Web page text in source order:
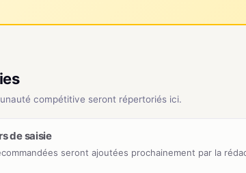
compétitive seront répertoriés ici.
de saisie
seront ajoutées prochainement par la